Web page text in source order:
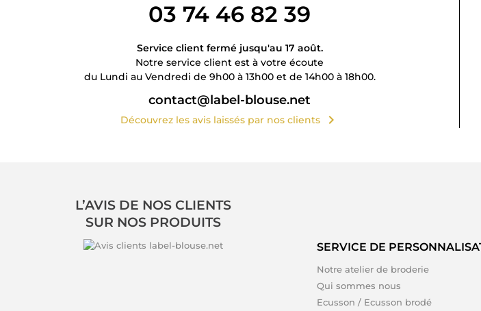
03 74 46 82 39
Service client fermé jusqu'au 17 août.
Notre service client est à votre écoute
du Lundi au Vendredi de 9h00 à 13h00 et de 14h00 à 18h00.
contact@label-blouse.net
Découvrez les avis laissés par nos clients chevron_right
L’AVIS DE NOS CLIENTS
SUR NOS PRODUITS
SERVICE DE
Notre atelier de broderie
Qui sommes nous
Ecusson / Ecusson brodé